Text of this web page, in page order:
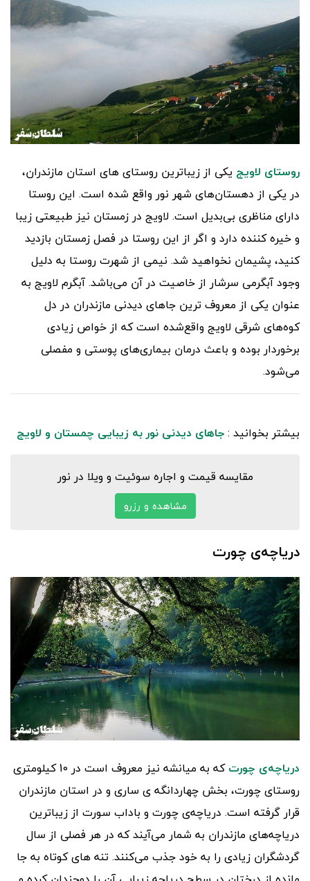
روستای لاویج یکی از زیباترین روستای های استان مازندران،
در یکی از دهستان‌های شهر نور واقع ‌شده است. این روستا
دارای مناظری بی‌بدیل است. لاویج در زمستان نیز طبیعتی زیبا
و خیره کننده دارد و اگر از این روستا در فصل زمستان بازدید
کنید، پشیمان نخواهید شد. نیمی از شهرت روستا به دلیل
وجود آبگرمی سرشار از خاصیت در آن می‌باشد. آبگرم لاویج به
عنوان یکی از معروف ترین جاهای دیدنی مازندران در دل
کوه‌های شرقی لاویج واقع‌شده است که از خواص زیادی
برخوردار بوده و باعث درمان بیماری‌های پوستی و مفصلی
می‌شود.
بیشتر بخوانید :جاهای دیدنی نور به زیبایی چمستان و لاویج
مقایسه قیمت و اجاره سوئیت و ویلا در نور
مشاهده و رزرو
دریاچه‌ی چورت
دریاچه‌ی چورت
که به میانشه نیز معروف است در 10 کیلومتری
روستای چورت، بخش چهاردانگه ی ساری و در استان مازندران
قرار گرفته است. دریاچه‌ی چورت و باداب سورت از زیباترین
دریاچه‌های مازندران به شمار می‌آیند که در هر فصلی از سال
گردشگران زیادی را به خود جذب می‌کنند. تنه های کوتاه به جا